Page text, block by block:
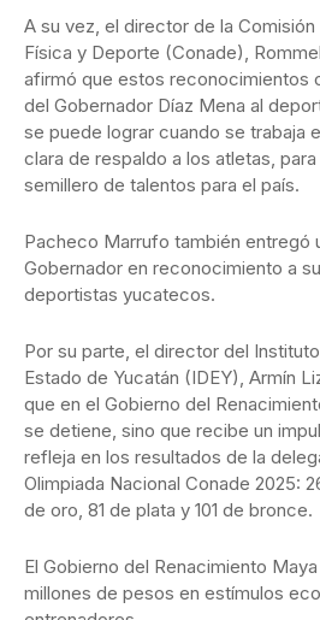
A su vez, el director de la Comisión
Física y Deporte (Conade),
afirmó que estos reconocimientos
del Gobernador Díaz Mena al
se puede lograr cuando se trabaja
clara de respaldo a los atletas,
semillero de talentos para el país.
Pacheco Marrufo también entregó
Gobernador en reconocimiento a
deportistas yucatecos.
Por su parte, el director del
Estado de Yucatán (IDEY), Armín
que en el Gobierno del
se detiene, sino que recibe un
refleja en los resultados de la
Olimpiada Nacional Conade 2025:
de oro, 81 de plata y 101 de bronce.
El Gobierno del Renacimiento
millones de pesos en estímulos